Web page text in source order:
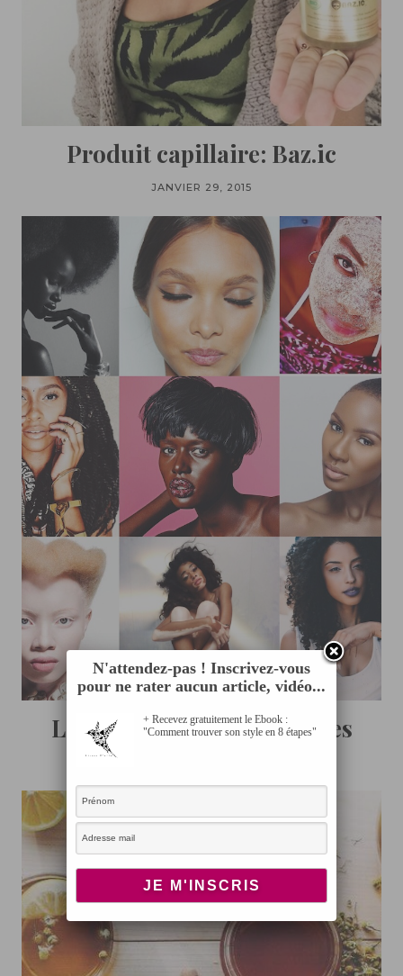
Produit capillaire: Baz.ic
JANVIER 29, 2015
Les peaux noires sont belles
N'attendez-pas ! Inscrivez-vous
pour ne rater aucun article, vidéo...
+ Recevez gratuitement le Ebook :
"Comment trouver son style en 8 étapes"